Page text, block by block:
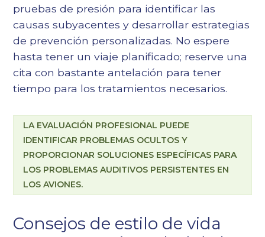
pruebas de presión para identificar las
causas subyacentes y desarrollar estrategias
de prevención personalizadas. No espere
hasta tener un viaje planificado; reserve una
cita con bastante antelación para tener
tiempo para los tratamientos necesarios.
LA EVALUACIÓN PROFESIONAL PUEDE
IDENTIFICAR PROBLEMAS OCULTOS Y
PROPORCIONAR SOLUCIONES ESPECÍFICAS PARA
LOS PROBLEMAS AUDITIVOS PERSISTENTES EN
LOS AVIONES.
Consejos de estilo de vida